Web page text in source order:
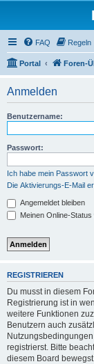
FAQ Regeln
Portal Foren-
Anmelden
Benutzername:
Passwort:
Ich habe mein Passwort
Die Aktivierungs-E-Mail
Angemeldet bleiben
Meinen Online-
REGISTRIEREN
Du musst in diesem
Registrierung ist in
weitere Funktionen
Benutzern auch
registrierst. Bitte
diesem Board bewegst.